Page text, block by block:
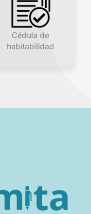
Cédula de
habitabilidad